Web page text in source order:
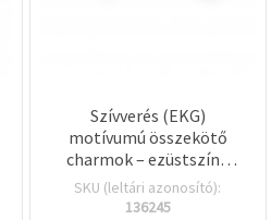
Szívverés (EKG)
motívumú összekötő
charmok – ezüstszínű
fém, kristályokkal,
45×13×2,5 mm, lyuk: 1,5
SKU (leltári azonosító):
136245